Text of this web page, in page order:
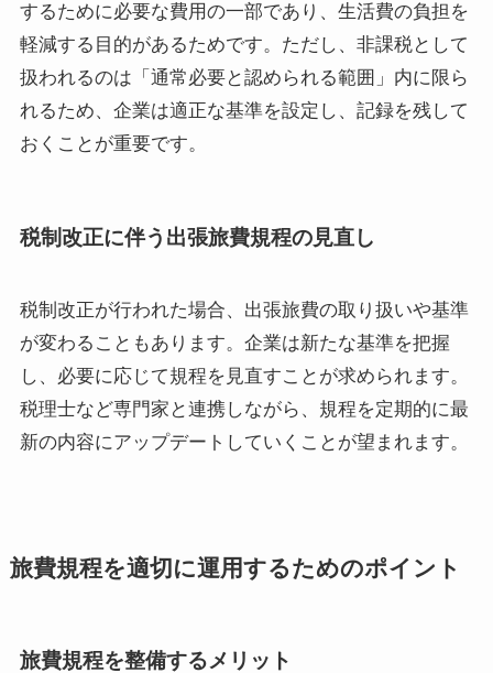
するために必要な費用の一部であり、生活費の負担を
軽減する目的があるためです。ただし、非課税として
扱われるのは「通常必要と認められる範囲」内に限ら
れるため、企業は適正な基準を設定し、記録を残して
おくことが重要です。
税制改正に伴う出張旅費規程の見直し
税制改正が行われた場合、出張旅費の取り扱いや基準
が変わることもあります。企業は新たな基準を把握
し、必要に応じて規程を見直すことが求められます。
税理士など専門家と連携しながら、規程を定期的に最
新の内容にアップデートしていくことが望まれます。
旅費規程を適切に運用するためのポイント
旅費規程を整備するメリット